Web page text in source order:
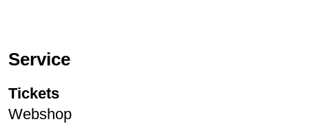
Service
Tickets
Webshop